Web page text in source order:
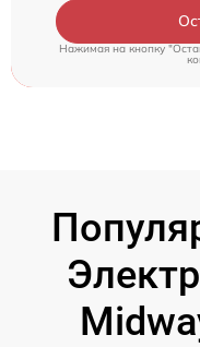
Нажимая на кнопку